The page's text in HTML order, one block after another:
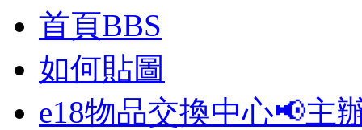
首頁BBS
如何貼圖
e18物品交換中心📢主